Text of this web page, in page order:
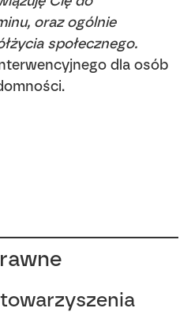
oraz ogólnie
społecznego.
dla osób